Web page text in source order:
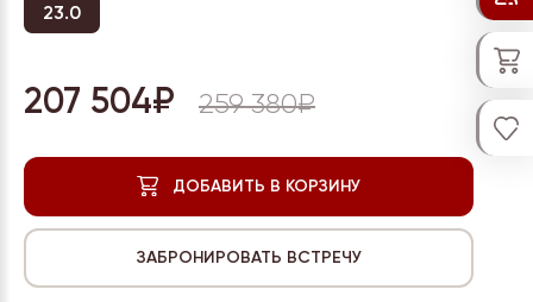
23.0
207 504₽ 259 380₽